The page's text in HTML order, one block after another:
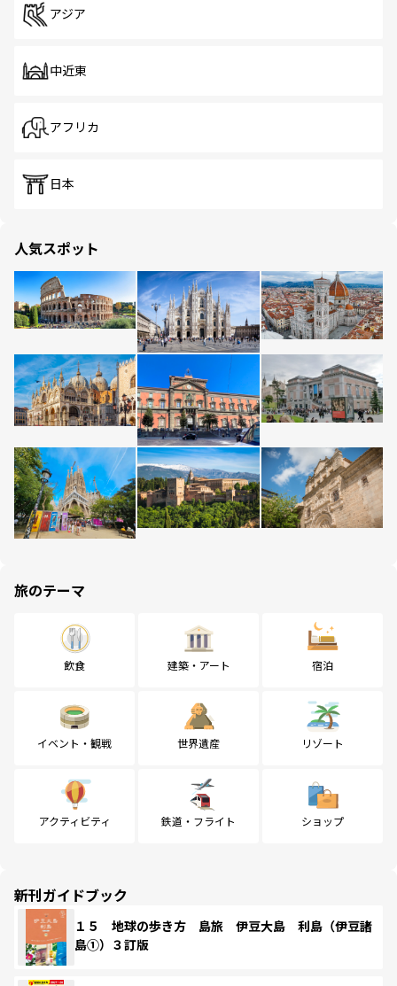
アジア
中近東
アフリカ
日本
人気スポット
旅のテーマ
飲食 建築・アート 宿泊
イベント・観戦 世界遺産 リゾート
アクティビティ 鉄道・フライト ショップ
新刊ガイドブック
１５ 地球の歩き方 島旅 伊豆大島 利島（伊豆諸
島①）３訂版